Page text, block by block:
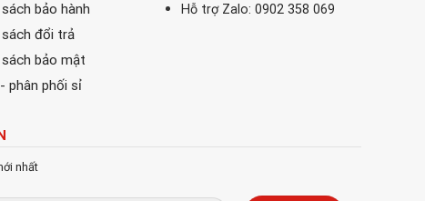
bảo hành
sách đổi trả
sách bảo mật
phân phối sỉ
Hỗ trợ Zalo: 0902 358 069
nhất